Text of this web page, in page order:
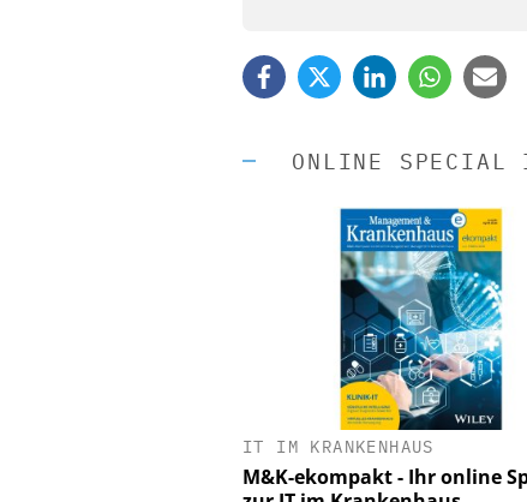
ONLINE SPECIAL
IT IM KRANKENHAUS
M&K-ekompakt - Ihr online
EASY SOFTWARE